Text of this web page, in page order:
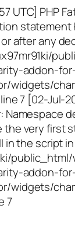
UTC] PHP
after any
addon-
widgets/
7 [02-Jul-
Namespace
the very first
in the script in
addon-
widgets/
7